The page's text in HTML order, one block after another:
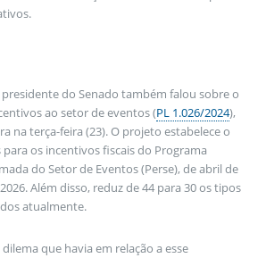
do Senado também falou sobre o
ao setor de eventos (PL 1.026/2024),
na terça-feira (23). O projeto estabelece o
os incentivos fiscais do Programa
do Setor de Eventos (Perse), de abril de
Além disso, reduz de 44 para 30 os tipos
atualmente.
que havia em relação a esse